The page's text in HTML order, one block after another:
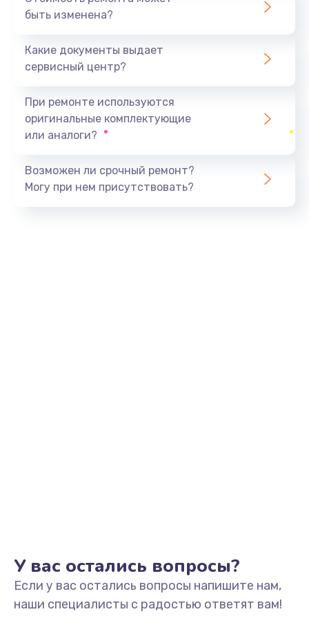
Ремонт южного моста
Замена батарейки BIOS
Заказать
Замена/Pемонт карбюратора
1300 руб.
быть изменена?
Какие документы выдает
сервисный центр?
При ремонте используются
оригинальные комплектующие
или аналоги?
Возможен ли срочный ремонт?
Могу при нем присутствовать?
У вас остались вопросы?
Если у вас остались вопросы напишите нам,
наши специалисты с радостью ответят вам!